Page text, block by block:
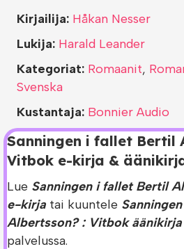
Sanningen i fallet Bertil
Vitbok e-kirja &
Lue Sanningen i fallet Bertil
e-kirja tai kuuntele
Albertsson? : Vitbok äänikirja
palvelussa.
Kirjailija: Håkan Nesser
Lukija: Harald Leander
Kategoriat: Romaanit,
Svenska
Kustantaja: Bonnier Audio